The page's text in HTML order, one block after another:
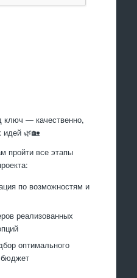
ключ — качественно,
идей 🌿🏡
пройти все этапы
по возможностям и
реализованных
оптимального
бюджет